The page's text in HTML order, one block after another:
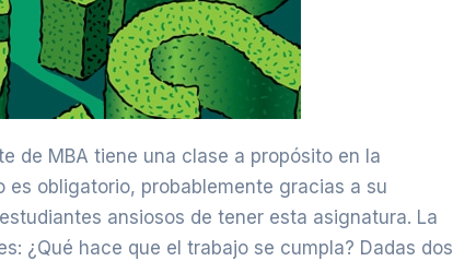
obligatorio, probablemente gracias a su
ansiosos de tener esta asignatura. La
¿Qué hace que el trabajo se cumpla? Dadas dos